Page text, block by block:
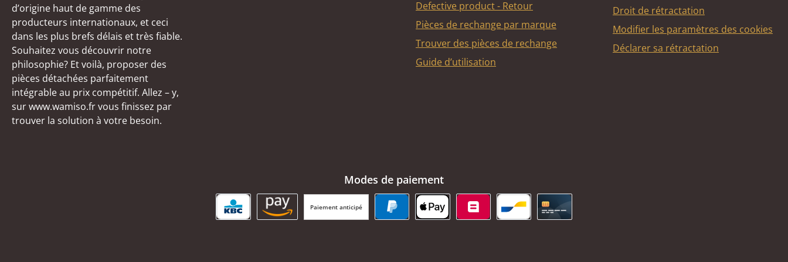
d’origine haut de gamme des
producteurs internationaux, et ceci
dans les plus brefs délais et très fiable.
Souhaitez vous découvrir notre
philosophie? Et voilà, proposer des
pièces détachées parfaitement
intégrable au prix compétitif. Allez – y,
sur www.wamiso.fr vous finissez par
trouver la solution à votre besoin.
Defective product - Retour
Pièces de rechange par marque
Trouver des pièces de rechange
Guide d’utilisation
Droit de rétractation
Modifier les paramètres des cookies
Déclarer sa rétractation
Modes de paiement
Paiement anticipé